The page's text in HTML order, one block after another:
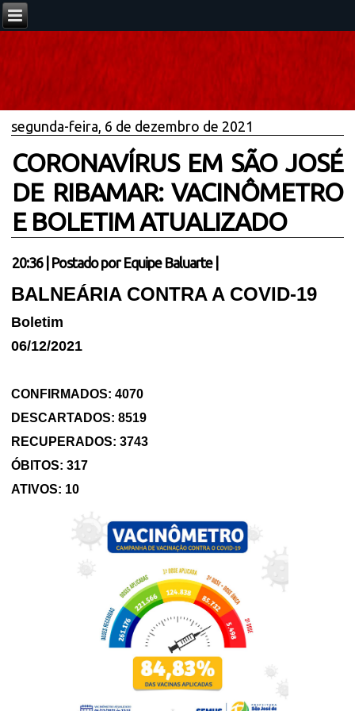
segunda-feira, 6 de dezembro de 2021
CORONAVÍRUS EM SÃO JOSÉ
DE RIBAMAR: VACINÔMETRO
E BOLETIM ATUALIZADO
20:36| Postado por Equipe Baluarte
BALNEÁRIA CONTRA A COVID-19
Boletim
06/12/2021
CONFIRMADOS:4070
DESCARTADOS:8519
RECUPERADOS:3743
ÓBITOS:317
ATIVOS: 10